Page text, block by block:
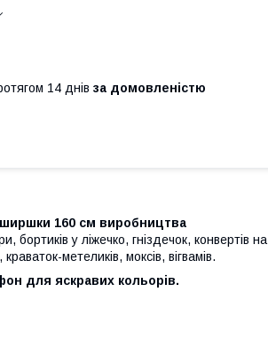
14 днів за домовленістю
160 см виробництва
бортиків у ліжечко, гніздечок, конвертів на
метеликів, моксів, вігвамів.
для яскравих кольорів.